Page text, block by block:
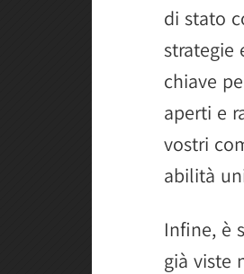
di stato
strategie
chiave
aperti e
vostri
abilità
Infine, è
già viste